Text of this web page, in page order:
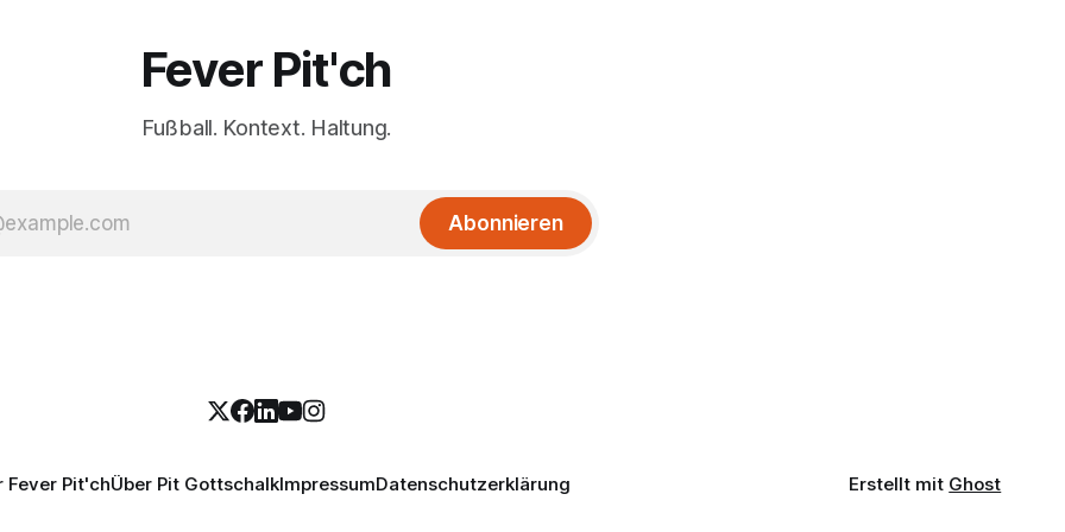
Fever Pit'ch
Fußball. Kontext. Haltung.
Abonnieren
Fever Pit'chÜber Pit GottschalkImpressumDatenschutzerklärung Erstellt mit Ghost